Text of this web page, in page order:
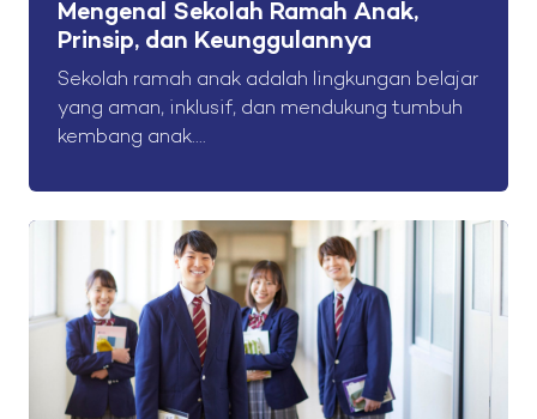
Mengenal Sekolah Ramah Anak,
Prinsip, dan Keunggulannya
Sekolah ramah anak adalah lingkungan belajar
yang aman, inklusif, dan mendukung tumbuh
kembang anak....